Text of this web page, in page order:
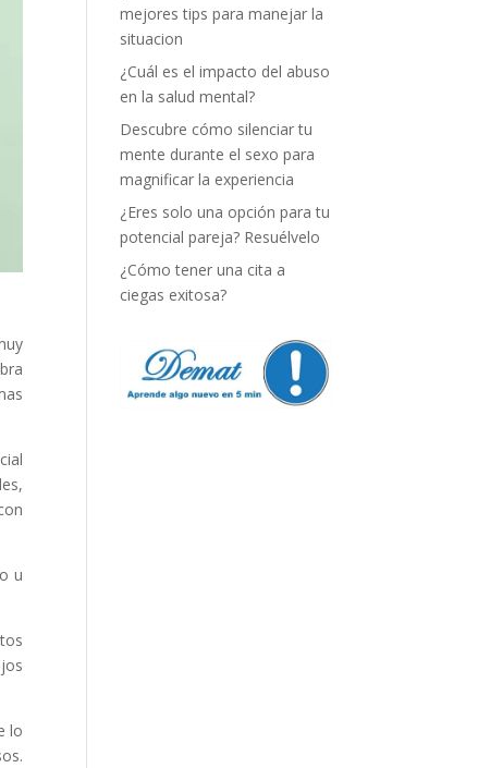
u
lo
mejores tips para manejar la
situacion
¿Cuál es el impacto del abuso
en la salud mental?
Descubre cómo silenciar tu
mente durante el sexo para
magnificar la experiencia
¿Eres solo una opción para tu
potencial pareja? Resuélvelo
¿Cómo tener una cita a
ciegas exitosa?